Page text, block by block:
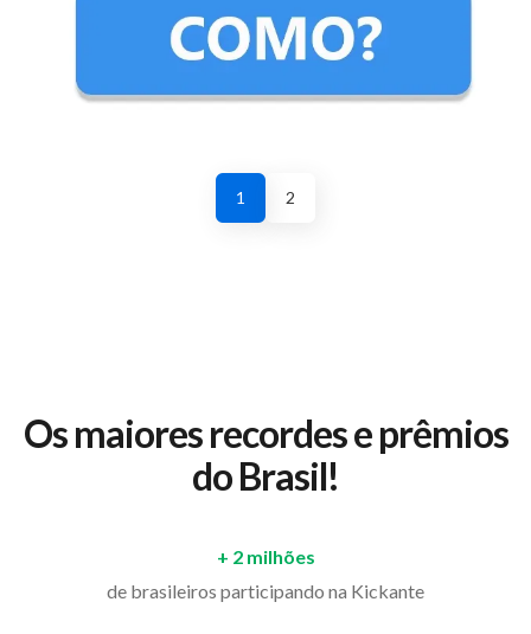
1 2
Os maiores recordes e prêmios
do Brasil!
+ 2 milhões
de brasileiros participando na Kickante